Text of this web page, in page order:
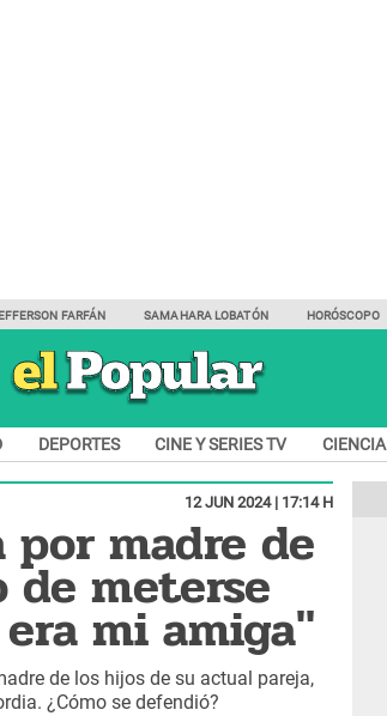
FARFÁN SAMAHARA LOBATÓN HORÓSCOPO
DEPORTES CINE Y SERIES TV CIENCIA
12 JUN 2024 | 17:14 H
por madre de
de meterse
mi amiga"
de los hijos de su actual pareja,
¿Cómo se defendió?